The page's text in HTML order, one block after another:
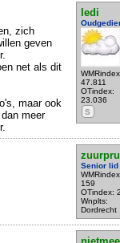
ledi
47.811
OTindex:
23.036
S
zich
geven
net als dit
maar ook
meer
Senior lid
159
OTindex:
Wnplts:
Dordrecht